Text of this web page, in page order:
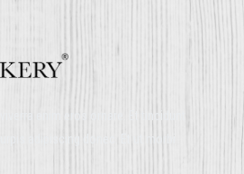
enim eros ornare. Et tincidunt
adipiscing donec. Et ut morbi